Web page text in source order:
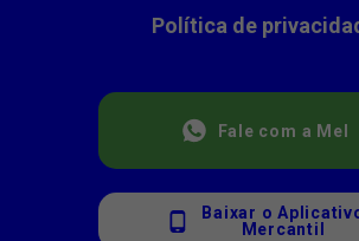
Política de
Fale com a Mel
Baixar o
Mercantil